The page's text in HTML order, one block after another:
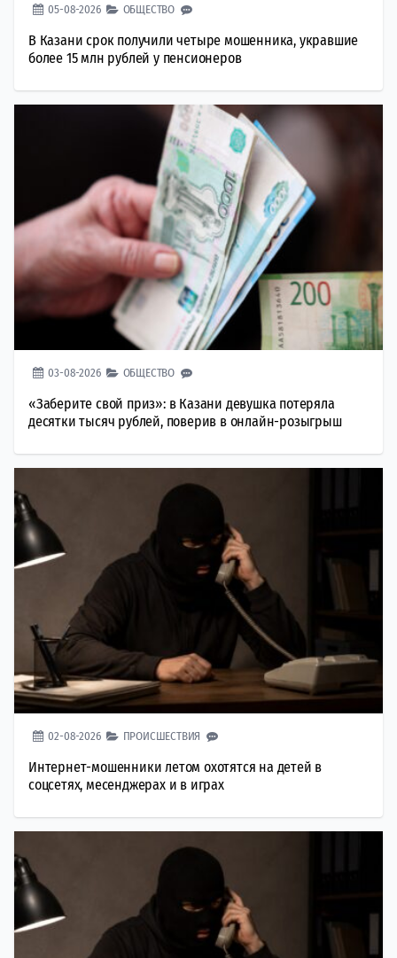
05-08-2026 ОБЩЕСТВО
В Казани срок получили четыре мошенника, укравшие
более 15 млн рублей у пенсионеров
03-08-2026 ОБЩЕСТВО
«Заберите свой приз»: в Казани девушка потеряла
десятки тысяч рублей, поверив в онлайн-розыгрыш
02-08-2026 ПРОИСШЕСТВИЯ
Интернет-мошенники летом охотятся на детей в
соцсетях, месенджерах и в играх